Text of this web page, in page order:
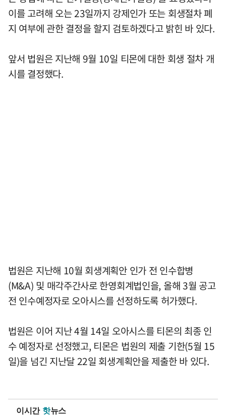
이를 고려해 오는 23일까지 강제인가 또는 회생절차 폐
지 여부에 관한 결정을 할지 검토하겠다고 밝힌 바 있다.
앞서 법원은 지난해 9월 10일 티몬에 대한 회생 절차 개
시를 결정했다.
법원은 지난해 10월 회생계획안 인가 전 인수합병
(M&A) 및 매각주간사로 한영회계법인을, 올해 3월 공고
전 인수예정자로 오아시스를 선정하도록 허가했다.
법원은 이어 지난 4월 14일 오아시스를 티몬의 최종 인
수 예정자로 선정했고, 티몬은 법원의 제출 기한(5월 15
일)을 넘긴 지난달 22일 회생계획안을 제출한 바 있다.
이시간 핫뉴스